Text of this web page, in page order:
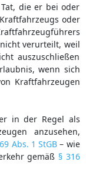
die er bei oder
oder
verurteilt, weil
auszuschließen
wenn sich
Kraftfahrzeugen
in der Regel als
anzusehen,
Abs. 1 StGB – wie
gemäß § 316